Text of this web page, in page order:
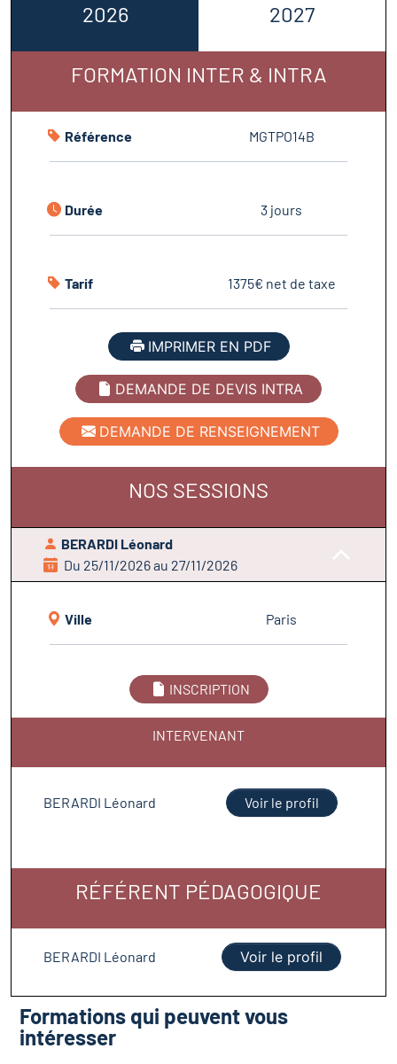
2026 2027
FORMATION INTER & INTRA
Référence MGTPO14B
Durée 3 jours
Tarif 1375€ net de taxe
IMPRIMER EN PDF
DEMANDE DE DEVIS INTRA
DEMANDE DE RENSEIGNEMENT
NOS SESSIONS
BERARDI Léonard
Du 25/11/2026 au 27/11/2026
Ville Paris
INSCRIPTION
INTERVENANT
BERARDI Léonard Voir le profil
RÉFÉRENT PÉDAGOGIQUE
BERARDI Léonard Voir le profil
Formations qui peuvent vous
intéresser